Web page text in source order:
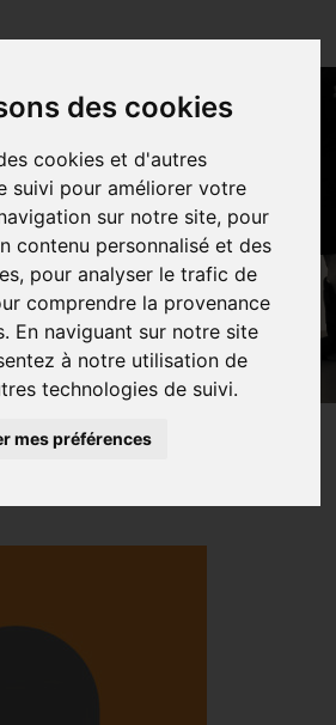
des cookies
cookies et d'autres
suivi pour améliorer votre
sur notre site, pour
contenu personnalisé et des
pour analyser le trafic de
comprendre la provenance
En naviguant sur notre site
à notre utilisation de
technologies de suivi.
mes préférences
VAN